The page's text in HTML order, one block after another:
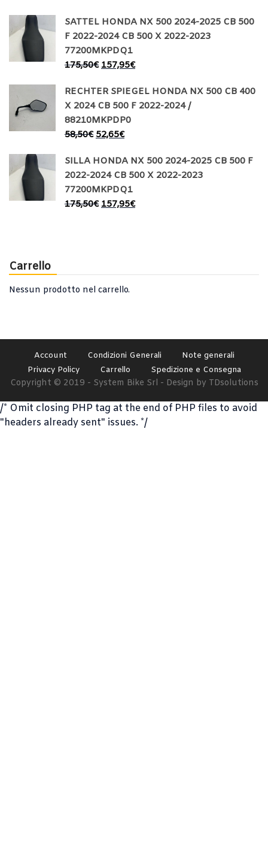
SATTEL HONDA NX 500 2024-2025 CB 500
F 2022-2024 CB 500 X 2022-2023
77200MKPDQ1
175,50€ 157,95€
RECHTER SPIEGEL HONDA NX 500 CB 400
X 2024 CB 500 F 2022-2024 /
88210MKPDP0
58,50€ 52,65€
SILLA HONDA NX 500 2024-2025 CB 500 F
2022-2024 CB 500 X 2022-2023
77200MKPDQ1
175,50€ 157,95€
Carrello
Nessun prodotto nel carrello.
Account Condizioni Generali
Note generali
Privacy Policy
Carrello Spedizione e Consegna
Copyright © 2019 - System Bike Srl - Design by TDsolutions
/* Omit closing PHP tag at the end of PHP files to avoid
"headers already sent" issues. */